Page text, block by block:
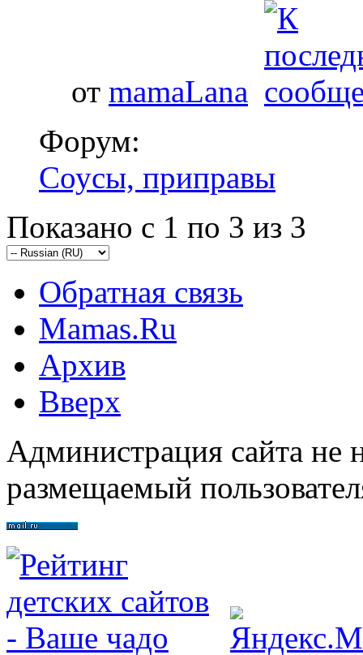
от mamaLana
Форум:
Соусы, приправы
Показано с 1 по 3 из 3
Обратная связь
Mamas.Ru
Архив
Вверх
Администрация сайта не
размещаемый